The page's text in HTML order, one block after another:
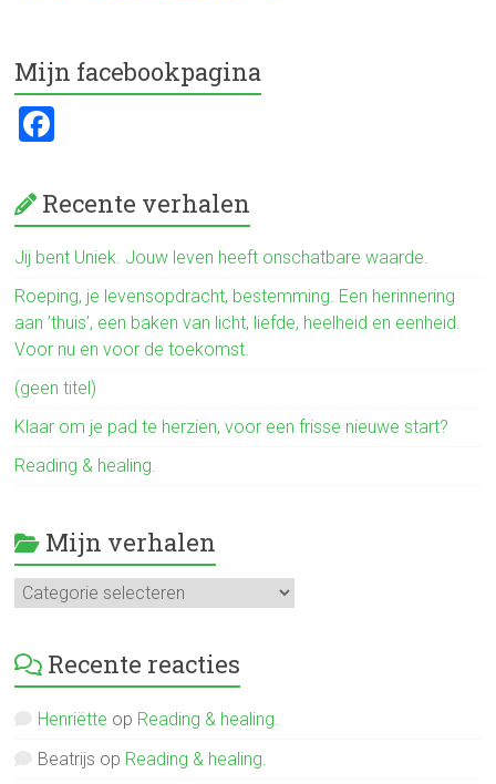
b
er
Mijn facebookpagina
ce
b
o
ok
Recente verhalen
Jij bent Uniek. Jouw leven heeft onschatbare waarde.
Roeping, je levensopdracht, bestemming. Een herinnering
aan ’thuis’, een baken van licht, liefde, heelheid en eenheid.
Voor nu en voor de toekomst.
(geen titel)
Klaar om je pad te herzien, voor een frisse nieuwe start?
Reading & healing.
Mijn verhalen
Mijn
verhalen
Recente reacties
Henriëtte op Reading & healing.
Beatrijs op Reading & healing.